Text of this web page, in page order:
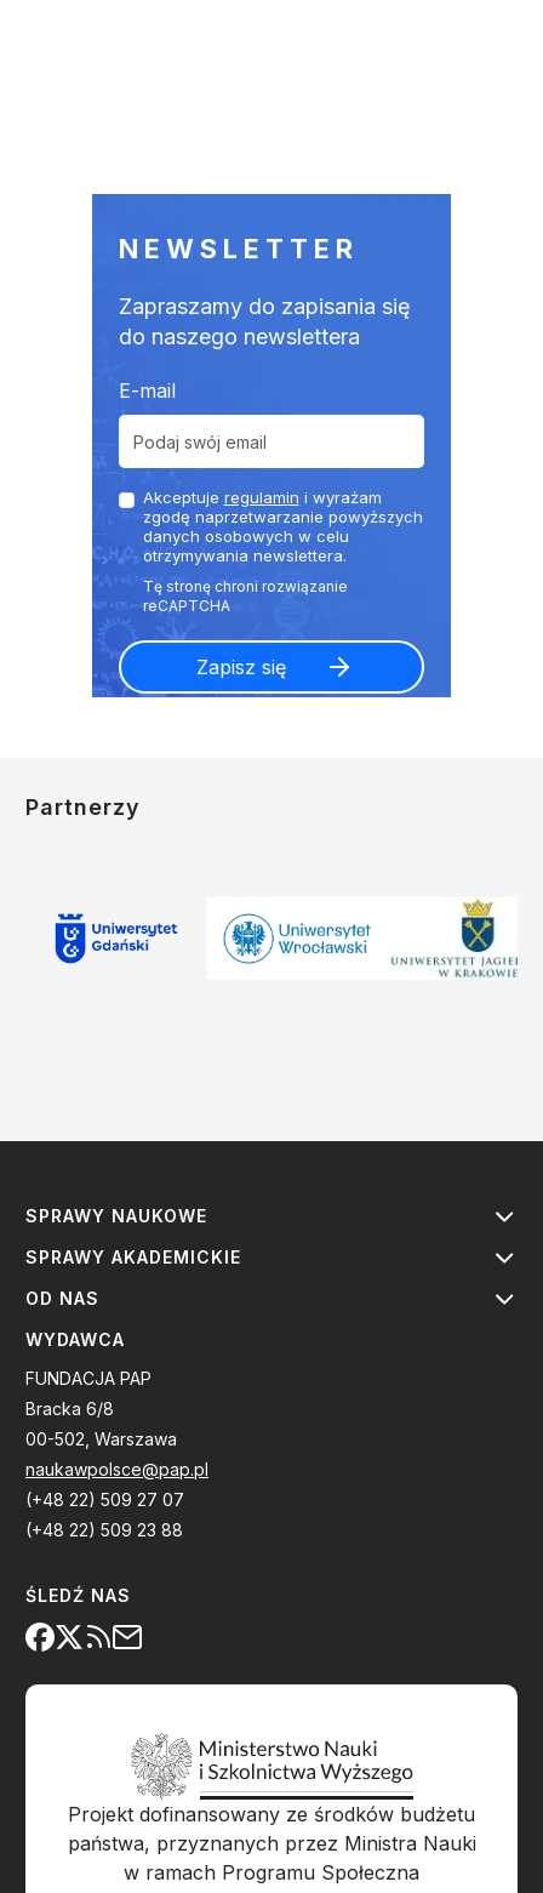
NEWSLETTER
Zapraszamy do zapisania się
do naszego newslettera
E-mail
Akceptuje regulamin i wyrażam
zgodę naprzetwarzanie powyższych
danych osobowych w celu
otrzymywania newslettera.
Partnerzy
SPRAWY NAUKOWE
SPRAWY AKADEMICKIE
OD NAS
WYDAWCA
FUNDACJA PAP
Bracka 6/8
00-502, Warszawa
naukawpolsce@pap.pl
(+48 22) 509 27 07
(+48 22) 509 23 88
ŚLEDŹ NAS
Projekt dofinansowany ze środków budżetu
państwa, przyznanych przez Ministra Nauki
w ramach Programu Społeczna